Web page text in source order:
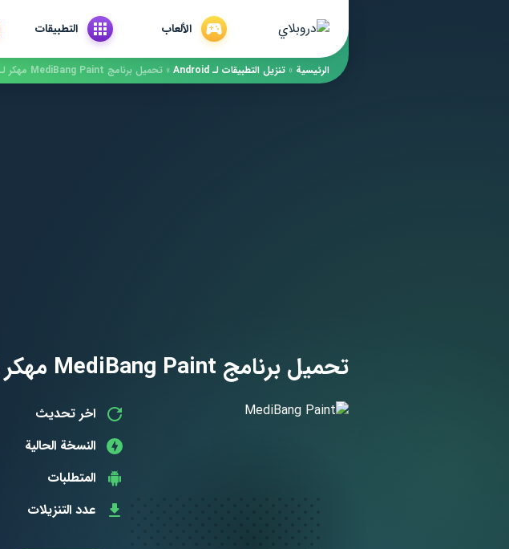
الألعاب التطبيقات
الرئيسية » ​تنزيل التطبيقات لـ ​Android » تحميل برنامج MediBang Paint مهكر لـ اندرويد
تحميل برنامج MediBang Paint مهكر لـ اندرويد
اخر تحديث
النسخة الحالية
المتطلبات
عدد التنزيلات